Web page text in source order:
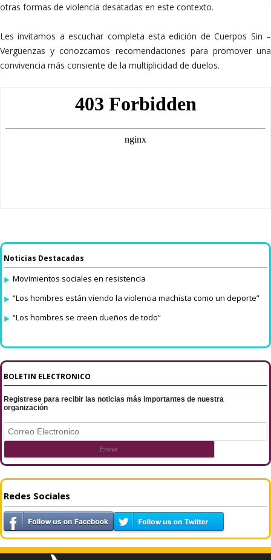
otras formas de violencia desatadas en este contexto.
Les invitamos a escuchar completa esta edición de Cuerpos Sin –
Vergüenzas y conozcamos recomendaciones para promover una
convivencia más consiente de la multiplicidad de duelos.
Noticias Destacadas
Movimientos sociales en resistencia
“Los hombres están viendo la violencia machista como un deporte”
“Los hombres se creen dueños de todo”
BOLETIN ELECTRONICO
Registrese para recibir las noticias más importantes de nuestra
organización
Redes Sociales